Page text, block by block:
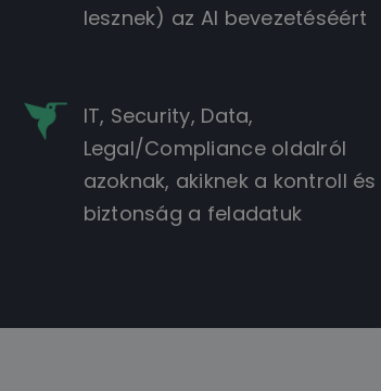
lesznek) az AI bevezetéséért
IT, Security, Data,
Legal/Compliance oldalról
azoknak, akiknek a kontroll és
biztonság a feladatuk